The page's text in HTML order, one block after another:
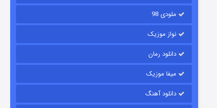
قسمت۷ (زیرنویس) منتشر شد
ملودی 98
نواز موزیک
دانلود رمان
میفا موزیک
دانلود آهنگ